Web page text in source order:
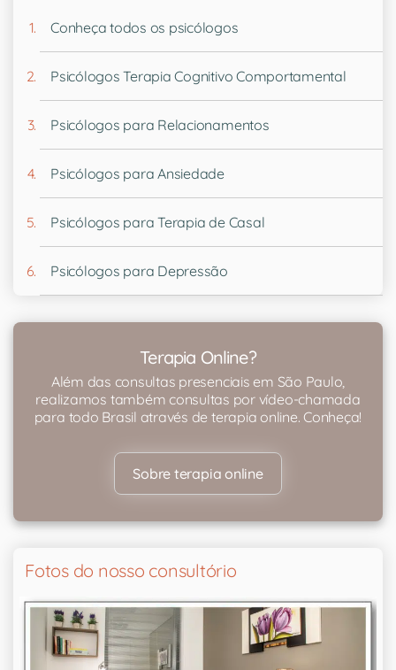
Conheça todos os psicólogos
Psicólogos Terapia Cognitivo Comportamental
Psicólogos para Relacionamentos
Psicólogos para Ansiedade
Psicólogos para Terapia de Casal
Psicólogos para Depressão
Terapia Online?
Além das consultas presenciais em São Paulo,
realizamos também consultas por vídeo-chamada
para todo Brasil através de terapia online. Conheça!
Sobre terapia online
Fotos do nosso consultório